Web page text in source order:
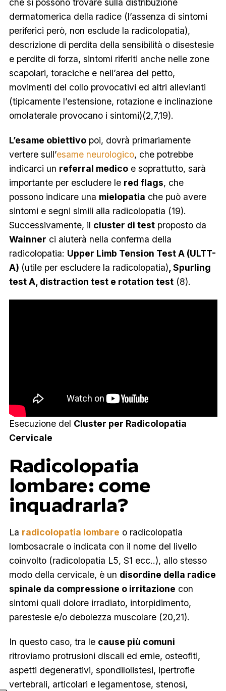
che si possono trovare sulla distribuzione
dermatomerica della radice (l’assenza di sintomi
periferici però, non esclude la radicolopatia),
descrizione di perdita della sensibilità o disestesie
e perdite di forza, sintomi riferiti anche nelle zone
scapolari, toraciche e nell’area del petto,
movimenti del collo provocativi ed altri allevianti
(tipicamente l’estensione, rotazione e inclinazione
omolaterale provocano i sintomi)(2,7,19).
L’esame obiettivopoi, dovrà primariamente
vertere sull’esame neurologico, che potrebbe
indicarci un referral medicoe soprattutto, sarà
importante per escludere le red flags, che
possono indicare una mielopatia che può avere
sintomi e segni simili alla radicolopatia (19).
Successivamente, il cluster di testproposto da
Wainner ci aiuterà nella conferma della
radicolopatia: Upper Limb Tension Test A (ULTT-
A) (utile per escludere la radicolopatia) , Spurling
test A, distraction test e rotation test(8).
Esecuzione del Cluster per Radicolopatia
Cervicale
Radicolopatia
lombare: come
inquadrarla?
La radicolopatia lombare o radicolopatia
lombosacrale o indicata con il nome del livello
coinvolto (radicolopatia L5, S1 ecc..), allo stesso
modo della cervicale, è un disordine della radice
spinale da compressione o irritazione con
sintomi quali dolore irradiato, intorpidimento,
parestesie e/o debolezza muscolare (20,21).
In questo caso, tra le cause più comuni
ritroviamo protrusioni discali ed ernie, osteofiti,
aspetti degenerativi, spondilolistesi, ipertrofie
vertebrali, articolari e legamentose, stenosi,